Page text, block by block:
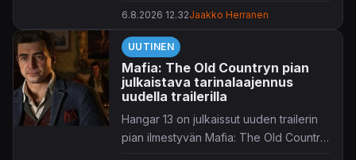
6.8.2026 12.32Jaakko Herranen
UUTINEN
Mafia: The Old Countryn pian
julkaistava tarinalaajennus
uudella trailerilla
Hangar 13 on julkaissut uuden trailerin
pian ilmestyvän Mafia: The Old Country